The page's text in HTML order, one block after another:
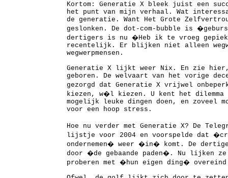
Kortom: Generatie X bleek juist een
het punt van mijn verhaal. Wat
de generatie. Want Het Grote
geslonken. De dot-com-bubble is
dertigers is nu �Heb ik te vroeg
recentelijk. Er blijken niet alleen
wegwerpmensen.
Generatie X lijkt weer Nix. En zie
geboren. De welvaart van het vorige
gezorgd dat Generatie X vrijwel
kiezen, w�l kiezen. U kent het
mogelijk leuke dingen doen, en
voor een hoop stress.
Hoe nu verder met Generatie X? De
lijstje voor 2004 en voorspelde dat
ondernemen� weer �in� komt. De
door �de gebaande paden�. Nu lijken
proberen met �hun eigen ding�